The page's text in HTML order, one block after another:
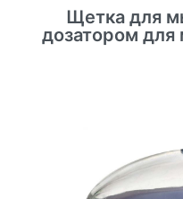
Щетка для
дозатором для